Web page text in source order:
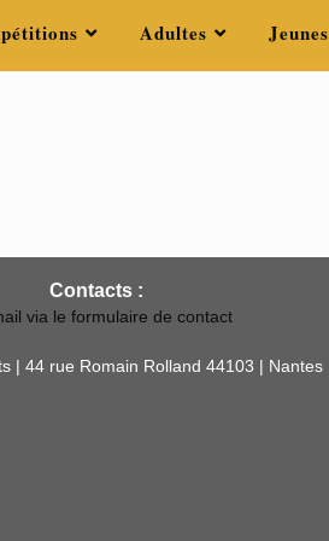
Adultes Jeunes
Contacts :
via le formulaire de contact
| 44 rue Romain Rolland 44103 | Nantes